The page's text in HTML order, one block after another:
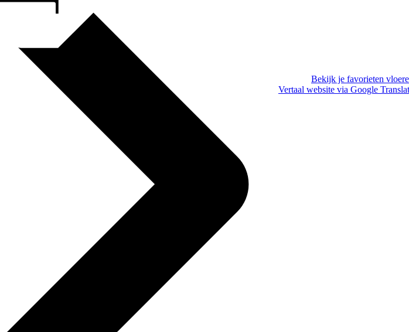
Bekijk je favorieten
Vertaal website via Google